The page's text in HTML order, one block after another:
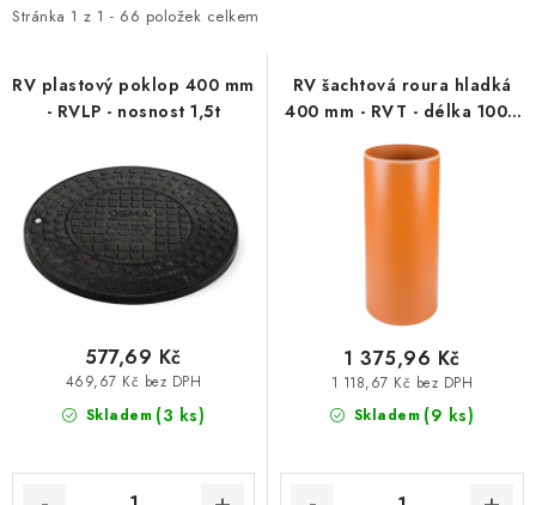
Čerpadla a vodárny
Filtrování vody
Větrání a rekuperace
i
p
u
k
Stránka 1 z 1 - 66 položek celkem
e
í
d
u
RV plastový poklop 400 mm
- RVLP - nosnost 1,5t
Skladem (3 ks)
469,67 Kč bez DPH
577,69 Kč
RV šachtová roura hladká
400 mm - RVT - délka 1000
mm
Skladem (9 ks)
1 118,67 Kč bez DPH
1 375,96 Kč